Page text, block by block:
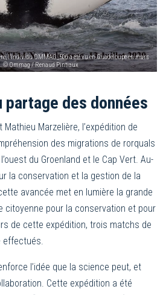
l’individu OMMAG_506 a été vu en Guadeloupe en mars
© Ommag / Renaud Pintiaux
partage des données
Mathieu Marzelière, l’expédition de
des migrations de rorquals
du Groenland et le Cap Vert. Au-
la conservation et la gestion de la
avancée met en lumière la grande
citoyenne pour la conservation et pour
de cette expédition, trois matchs de
effectués.
l’idée que la science peut, et
Cette expédition a été